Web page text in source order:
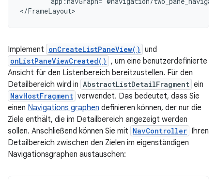
Implement onCreateListPaneView() und
onListPaneViewCreated() , um eine benutzerdefinierte
Ansicht für den Listenbereich bereitzustellen. Für den
Detailbereich wird in AbstractListDetailFragment ein
NavHostFragment verwendet. Das bedeutet, dass Sie
einen Navigations graphen definieren können, der nur die
Ziele enthält, die im Detailbereich angezeigt werden
sollen. Anschließend können Sie mit NavController Ihren
Detailbereich zwischen den Zielen im eigenständigen
Navigationsgraphen austauschen: